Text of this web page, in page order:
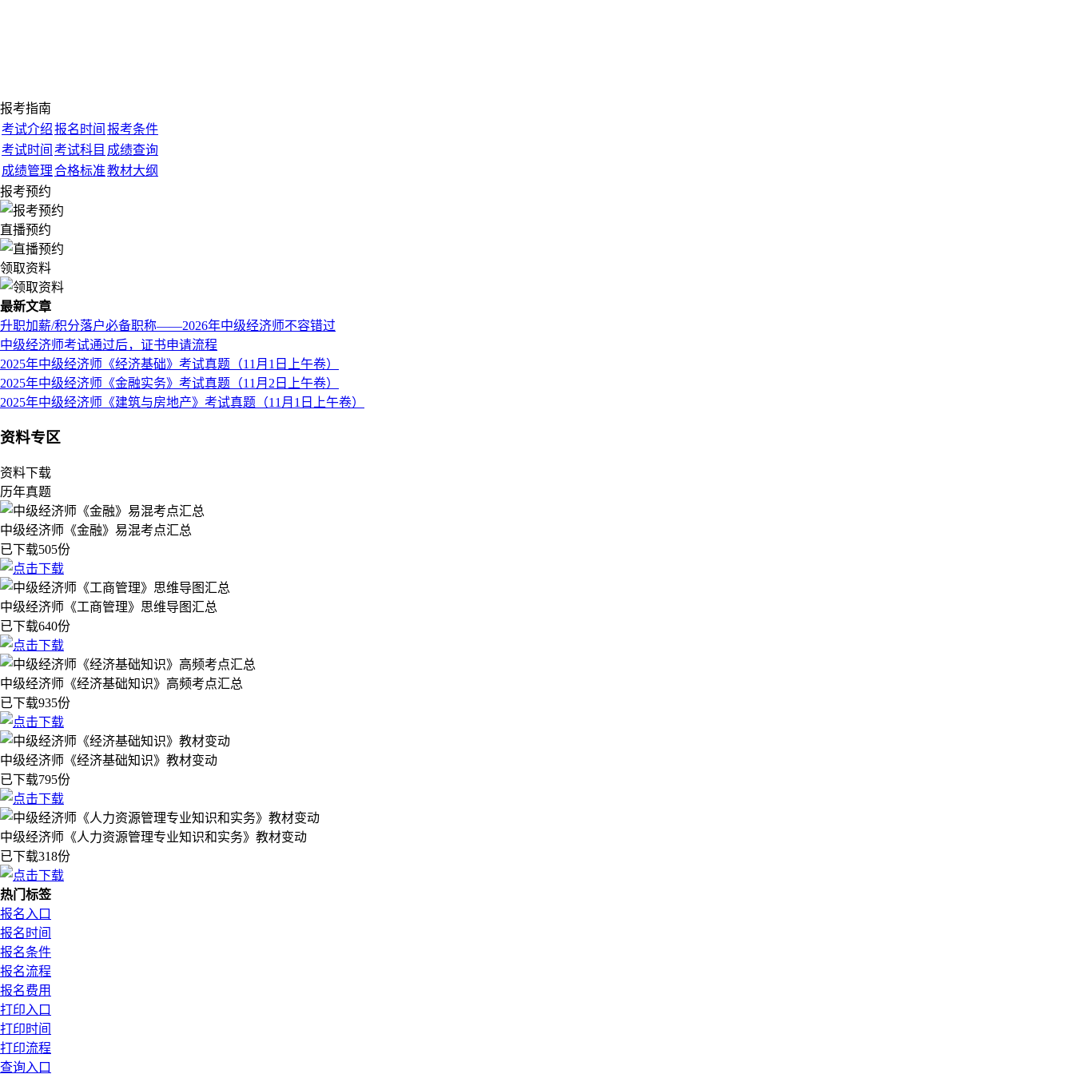
报考指南
考试介绍报名时间 报考条件
考试时间 考试科目 成绩查询
成绩管理合格标准教材大纲
报考预约
直播预约
领取资料
最新文章
升职加薪/积分落户必备职称——2026年中级经济师不容错过
中级经济师考试通过后，证书申请流程
2025年中级经济师《经济基础》考试真题（11月1日上午卷）
2025年中级经济师《金融实务》考试真题（11月2日上午卷）
2025年中级经济师《建筑与房地产》考试真题（11月1日上午卷）
资料专区
资料下载
历年真题
中级经济师《金融》易混考点汇总
已下载505份
中级经济师《工商管理》思维导图汇总
已下载640份
中级经济师《经济基础知识》高频考点汇总
已下载935份
中级经济师《经济基础知识》教材变动
已下载795份
中级经济师《人力资源管理专业知识和实务》教材变动
已下载318份
热门标签
报名入口
报名时间
报名条件
报名流程
报名费用
打印入口
打印时间
打印流程
查询入口